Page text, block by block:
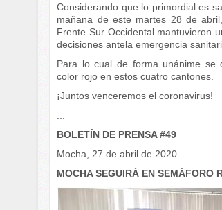
Considerando que lo primordial es
mañana de este martes 28 de
Frente Sur Occidental mantuvieron
decisiones antela emergencia
Para lo cual de forma unánime se
color rojo en estos cuatro cantones.
¡Juntos venceremos el coronavirus!
BOLETÍN DE PRENSA #49
Mocha, 27 de abril de 2020
MOCHA SEGUIRÁ EN SEMÁFORO